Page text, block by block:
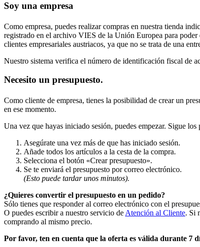
Soy una empresa
Como empresa, puedes realizar compras en nuestra tienda
registrado en el archivo VIES de la Unión Europea para poder
clientes empresariales austriacos, ya que no se trata de una
Nuestro sistema verifica el número de identificación fiscal de
Necesito un presupuesto.
Como cliente de empresa, tienes la posibilidad de crear un
en ese momento.
Una vez que hayas iniciado sesión, puedes empezar. Sigue
Asegúrate una vez más de que has iniciado sesión.
Añade todos los artículos a la cesta de la compra.
Selecciona el botón «Crear presupuesto».
Se te enviará el presupuesto por correo electrónico.
(Esto puede tardar unos minutos).
¿Quieres convertir el presupuesto en un pedido?
Sólo tienes que responder al correo electrónico con el
O puedes escribir a nuestro servicio de Atención al Cliente. Si
comprando al mismo precio.
Por favor, ten en cuenta que la oferta es válida durante 7